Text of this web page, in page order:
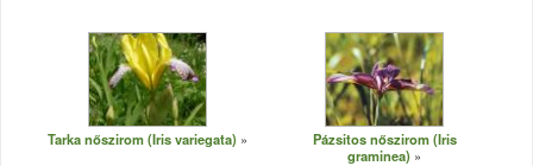
Tarka nőszirom (Iris variegata)
Pázsitos nőszirom (Iris
graminea)